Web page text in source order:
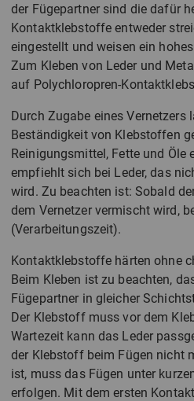
der Fügepartner sind die dafür
Kontaktklebstoffe entweder
eingestellt und weisen ein
Zum Kleben von Leder und
auf Polychloropren-
Durch Zugabe eines Vernetzers
Beständigkeit von Klebstoffen
Reinigungsmittel, Fette und Öle
empfiehlt sich bei Leder, das
wird. Zu beachten ist: Sobald
dem Vernetzer vermischt wird,
(Verarbeitungszeit).
Kontaktklebstoffe härten ohne
Beim Kleben ist zu beachten,
Fügepartner in gleicher
Der Klebstoff muss vor dem
Wartezeit kann das Leder
der Klebstoff beim Fügen nicht
ist, muss das Fügen unter
erfolgen. Mit dem ersten